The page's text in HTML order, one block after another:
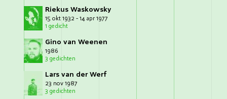
Riekus Waskowsky
15 okt 1932 - 14 apr 1977
1 gedicht
Gino van Weenen
1986
3 gedichten
Lars van der Werf
23 nov 1987
3 gedichten